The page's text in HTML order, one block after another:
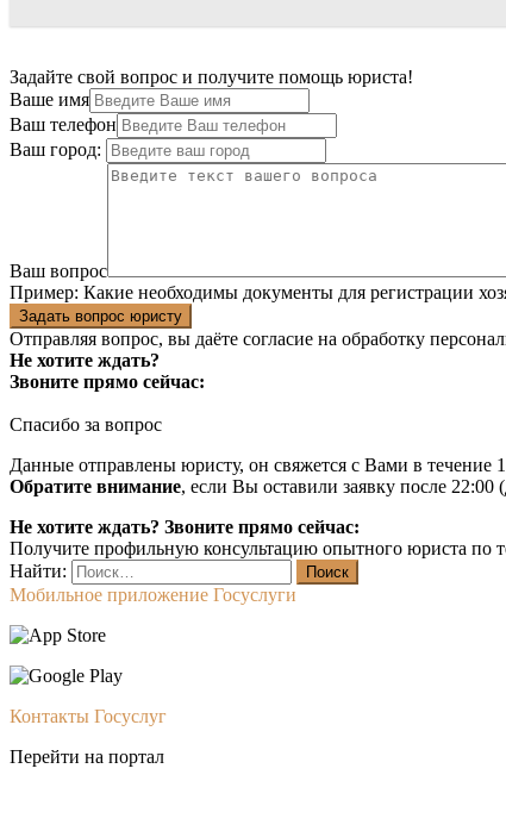
Задайте свой вопрос и получите помощь юриста!
Ваше имя
Ваш телефон
Ваш город:
Ваш вопрос
Пример: Какие необходимы документы для регистрации
Задать вопрос юристу
Отправляя вопрос, вы даёте согласие на обработку
Не хотите ждать?
Звоните прямо сейчас:
Спасибо за вопрос
Данные отправлены юристу, он свяжется с Вами в течение
Обратите внимание, если Вы оставили заявку после
Не хотите ждать? Звоните прямо сейчас:
Получите профильную консультацию опытного юриста по
Найти:
Мобильное приложение Госуслуги
Контакты Госуслуг
Перейти на портал